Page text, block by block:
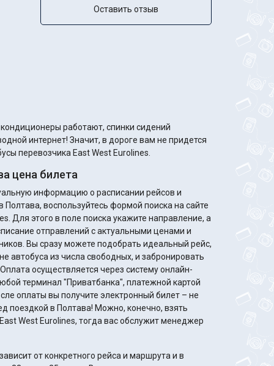
Оставить отзыв
работают, спинки сидений
интернет! Значит, в дороге вам не придется
перевозчика East West Eurolines.
цена билета
информацию о расписании рейсов и
воспользуйтесь формой поиска на сайте
Для этого в поле поиска укажите направление, а
отправлений с актуальными ценами и
рейс,
автобуса из числа свободных, и забронировать
осуществляется через систему онлайн-
терминал "Приватбанка", платежной картой
поездкой в Полтава! Можно, конечно, взять
West Eurolines, тогда вас обслужит менеджер
от конкретного рейса и маршрута и в